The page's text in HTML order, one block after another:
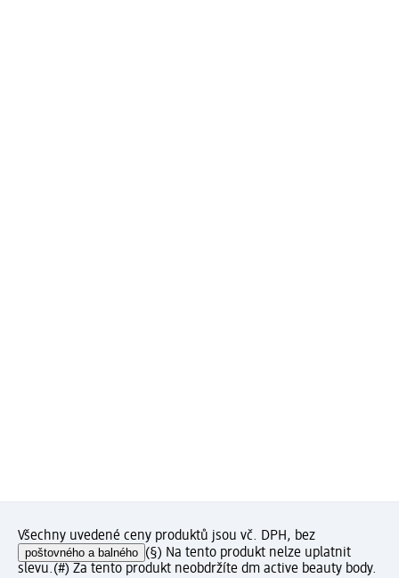
Všechny uvedené ceny produktů jsou vč. DPH, bez
poštovného a balného (§) Na tento produkt nelze uplatnit
slevu.(#) Za tento produkt neobdržíte dm active beauty body.